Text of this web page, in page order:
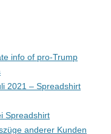
info of pro-Trump
2021 – Spreadshirt
Spreadshirt
anderer Kunden